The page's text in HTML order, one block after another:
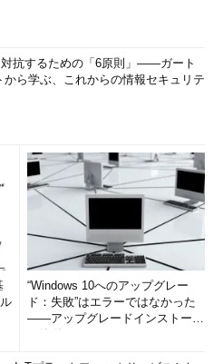
抗するための「6原則」――ガート
から学ぶ、これからの情報セキュリテ
“Windows 10へのアップグレー
ド：失敗”はエラーではなかった
――アップグレードインストール